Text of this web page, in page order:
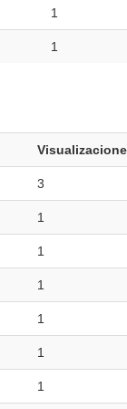
1
1
3
1
1
1
1
1
1